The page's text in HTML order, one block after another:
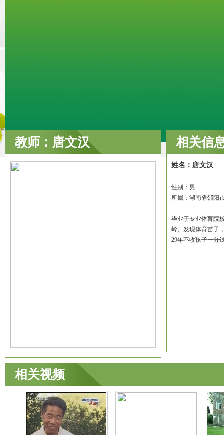
教师：唐文汉 相关信
姓名：唐文汉
性别：男
所属：湖南省邵阳
毕业于专业体育院
岭、发现体育苗子
29年不收孩子一分
相关视频